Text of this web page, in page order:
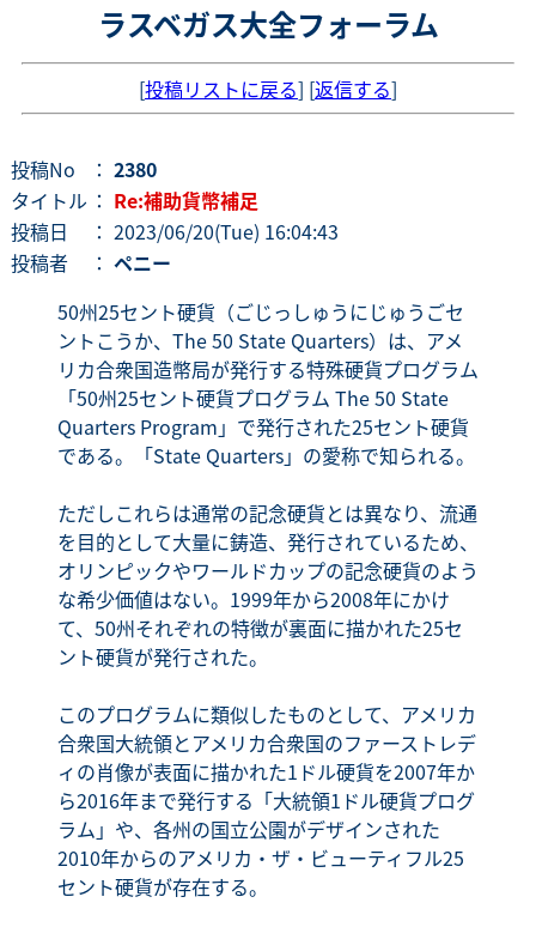
ラスベガス大全フォーラム
[投稿リストに戻る] [返信する]
投稿No ： 2380
タイトル ： Re:補助貨幣補足
投稿日
： 2023/06/20(Tue) 16:04:43
投稿者
： ペニー
50州25セント硬貨（ごじっしゅうにじゅうごセ
ントこうか、The 50 State Quarters）は、アメ
リカ合衆国造幣局が発行する特殊硬貨プログラム
「50州25セント硬貨プログラム The 50 State
Quarters Program」で発行された25セント硬貨
である。「State Quarters」の愛称で知られる。
ただしこれらは通常の記念硬貨とは異なり、流通
を目的として大量に鋳造、発行されているため、
オリンピックやワールドカップの記念硬貨のよう
な希少価値はない。1999年から2008年にかけ
て、50州それぞれの特徴が裏面に描かれた25セ
ント硬貨が発行された。
このプログラムに類似したものとして、アメリカ
合衆国大統領とアメリカ合衆国のファーストレデ
ィの肖像が表面に描かれた1ドル硬貨を2007年か
ら2016年まで発行する「大統領1ドル硬貨プログ
ラム」や、各州の国立公園がデザインされた
2010年からのアメリカ・ザ・ビューティフル25
セント硬貨が存在する。